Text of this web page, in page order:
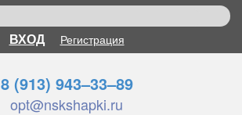
ВХОД Регистрация
8 (913) 943–33–89
opt@nskshapki.ru